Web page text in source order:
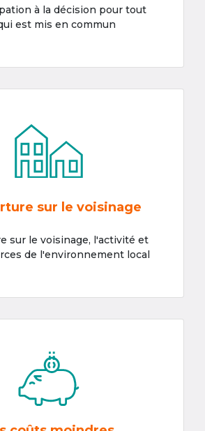
à la décision pour tout
est mis en commun
sur le voisinage
sur le voisinage, l'activité et
de l'environnement local